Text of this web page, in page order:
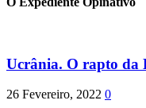
Ucrânia. O rapto da
26 Fevereiro, 2022 0